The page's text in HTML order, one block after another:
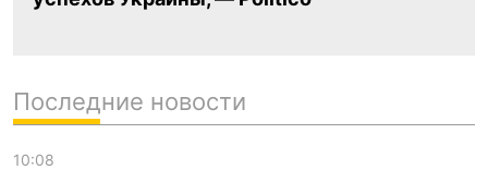
Последние новости
10:08